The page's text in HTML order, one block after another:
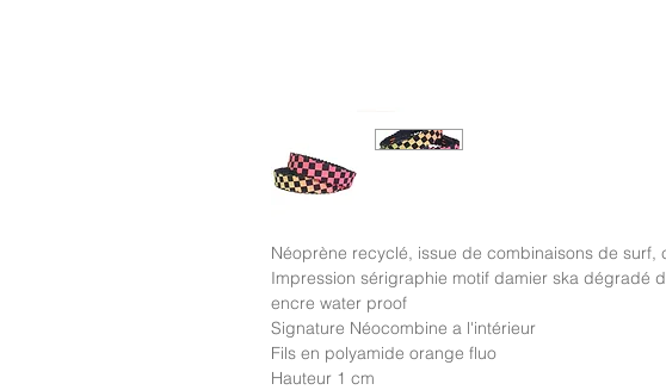
Néoprène recyclé, issue de combinaisons de surf,
Impression sérigraphie motif damier ska dégradé
encre water proof
Signature Néocombine a l'intérieur
Fils en polyamide orange fluo
Hauteur 1 cm